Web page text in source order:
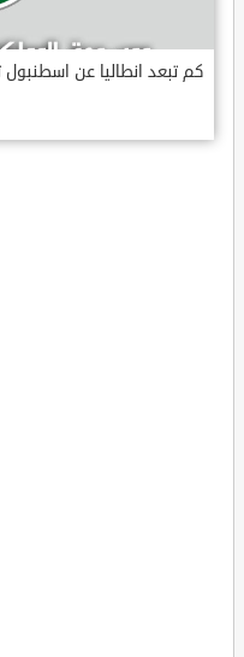
كم تبعد انطاليا عن اسطنبول